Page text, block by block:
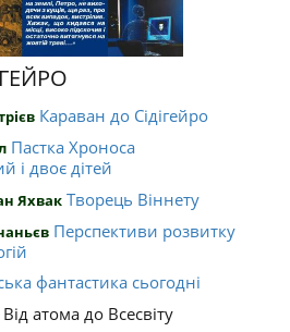
Караван до Сідігейро
Пастка Хроноса
і двоє дітей
Яхвак Творець Віннету
Перспективи розвитку
фантастика сьогодні
Від атома до Всесвіту